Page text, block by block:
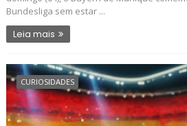
Bundesliga sem estar ...
Leia mais
CURIOSIDADES